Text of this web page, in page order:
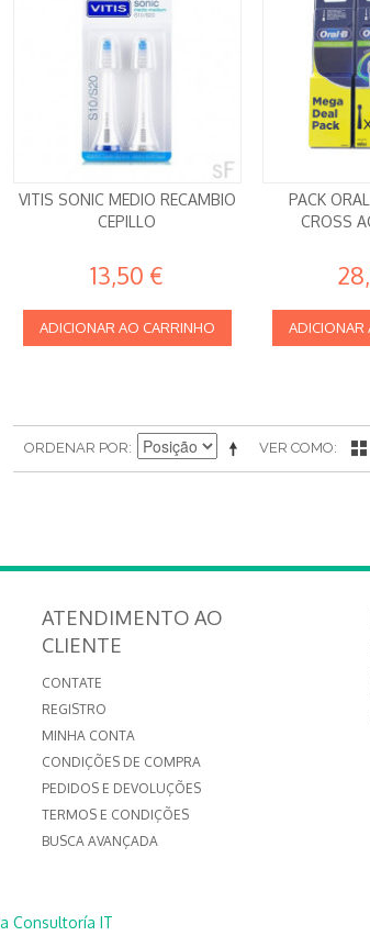
VITIS SONIC MEDIO RECAMBIO
CEPILLO
13,50 €
ADICIONAR AO CARRINHO
PACK
CROSS
ADICIONAR
VER COMO
ORDENAR POR
ATENDIMENTO AO
CLIENTE
CONTATE
REGISTRO
MINHA CONTA
CONDIÇÕES DE COMPRA
PEDIDOS E DEVOLUÇÕES
TERMOS E CONDIÇÕES
BUSCA AVANÇADA
Consultoría IT